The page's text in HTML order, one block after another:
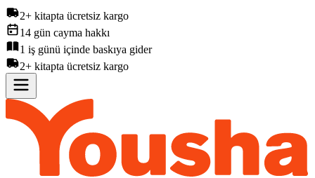
2+ kitapta ücretsiz kargo
14 gün cayma hakkı
1 iş günü içinde baskıya gider
2+ kitapta ücretsiz kargo